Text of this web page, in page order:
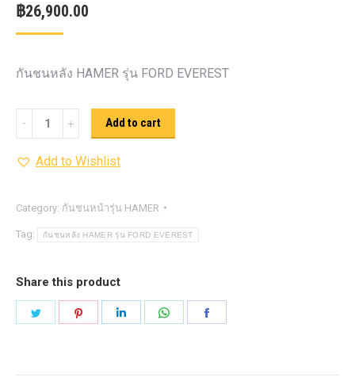
฿26,900.00
กันชนหลัง HAMER รุ่น FORD EVEREST
กันชน
หลัง
HAMER
FORD
EVEREST
Add to cart
Add to Wishlist
Category: กันชนหน้ารุ่น HAMER
Tag: กันชนหลัง HAMER รุ่น FORD EVEREST
Share this product